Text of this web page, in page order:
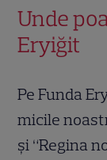
Unde
Eryiğit
Pe Funda
micile
și “Regina